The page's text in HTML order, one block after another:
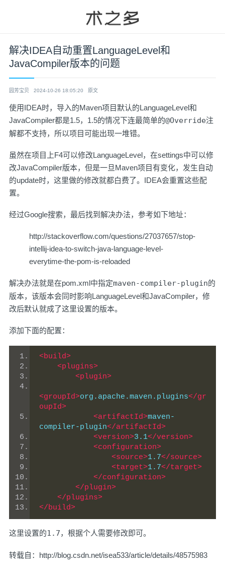
解决IDEA自动重置LanguageLevel和
JavaCompiler版本的问题
园芳宝贝 2024-10-26 18:05:20 原文
使用IDEA时，导入的Maven项目默认的LanguageLevel和
JavaCompiler都是1.5，1.5的情况下连最简单的@Override注
解都不支持，所以项目可能出现一堆错。
虽然在项目上F4可以修改LanguageLevel，在settings中可以修
改JavaCompiler版本，但是一旦Maven项目有变化，发生自动
的update时，这里做的修改就都白费了。IDEA会重置这些配
置。
经过Google搜索，最后找到解决办法，参考如下地址：
http://stackoverflow.com/questions/27037657/stop-
intellij-idea-to-switch-java-language-level-
everytime-the-pom-is-reloaded
解决办法就是在pom.xml中指定maven-compiler-plugin的
版本，该版本会同时影响LanguageLevel和JavaCompiler，修
改后默认就成了这里设置的版本。
添加下面的配置：
<build>
<plugins>
<plugin>
<groupId>org.apache.maven.plugins</gr
oupId>
<artifactId>maven-
compiler-plugin</artifactId>
<version>3.1</version>
<configuration>
<source>1.7</source>
<target>1.7</target>
</configuration>
</plugin>
</plugins>
</build>
这里设置的1.7，根据个人需要修改即可。
转载自：http://blog.csdn.net/isea533/article/details/48575983